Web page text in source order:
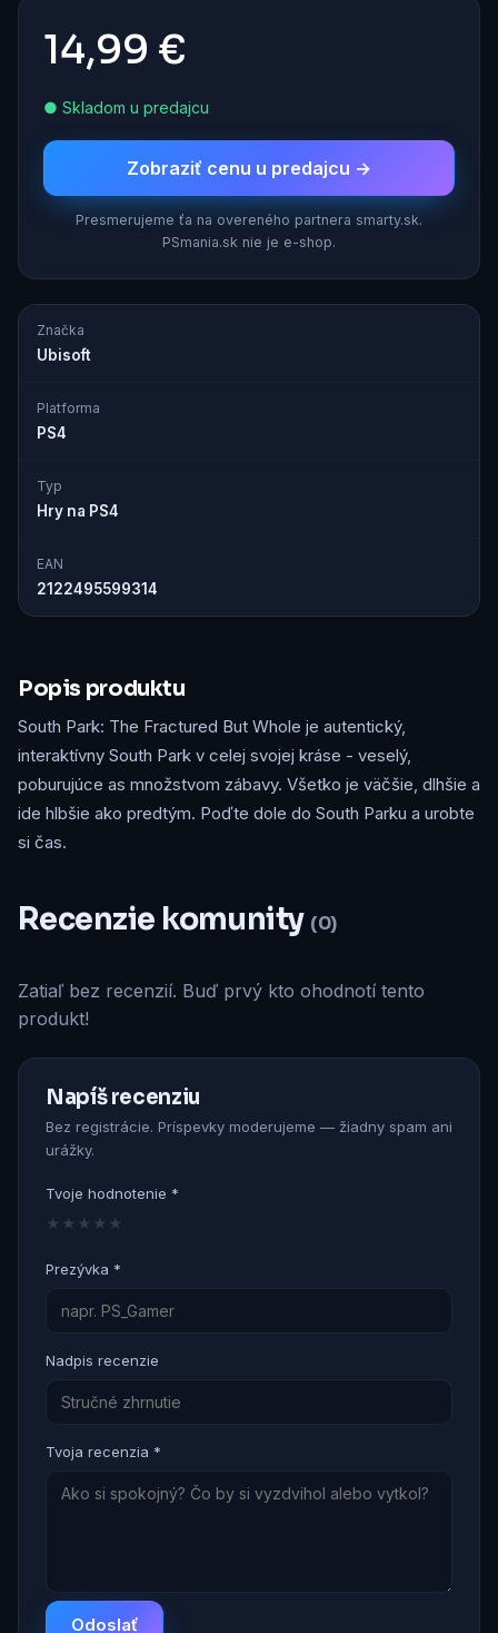
14,99 €
● Skladom u predajcu
Zobraziť cenu u predajcu →
Presmerujeme ťa na overeného partnera smarty.sk.
PSmania.sk nie je e-shop.
Značka
Ubisoft
Platforma
PS4
Typ
Hry na PS4
EAN
2122495599314
Popis produktu
South Park: The Fractured But Whole je autentický,
interaktívny South Park v celej svojej kráse - veselý,
poburujúce as množstvom zábavy. Všetko je väčšie, dlhšie a
ide hlbšie ako predtým. Poďte dole do South Parku a urobte
si čas.
Recenzie komunity (0)
Zatiaľ bez recenzií. Buď prvý kto ohodnotí tento
produkt!
Napíš recenziu
Bez registrácie. Príspevky moderujeme — žiadny spam ani
urážky.
Tvoje hodnotenie *
★
★
★
★
★
Prezývka *
Nadpis recenzie
Tvoja recenzia *
Odoslať